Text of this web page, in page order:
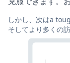
しかし、次はa
そしてより多くの